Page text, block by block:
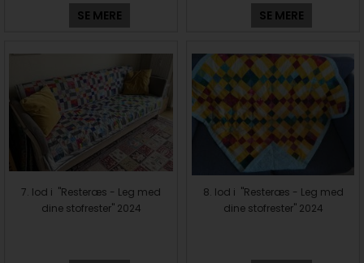
SE MERE SE MERE
7. lod i "Resteræs - Leg med
dine stofrester" 2024
8. lod i "Resteræs - Leg med
dine stofrester" 2024